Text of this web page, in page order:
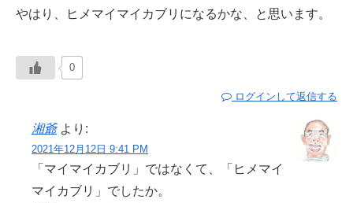
やはり、ヒメマイマイカブリになるかな、と思います。
0
ログインして返信する
湘爺 より:
2021年12月12日 9:41 PM
「マイマイカブリ」ではなくて、「ヒメマイ
マイカブリ」でしたか。